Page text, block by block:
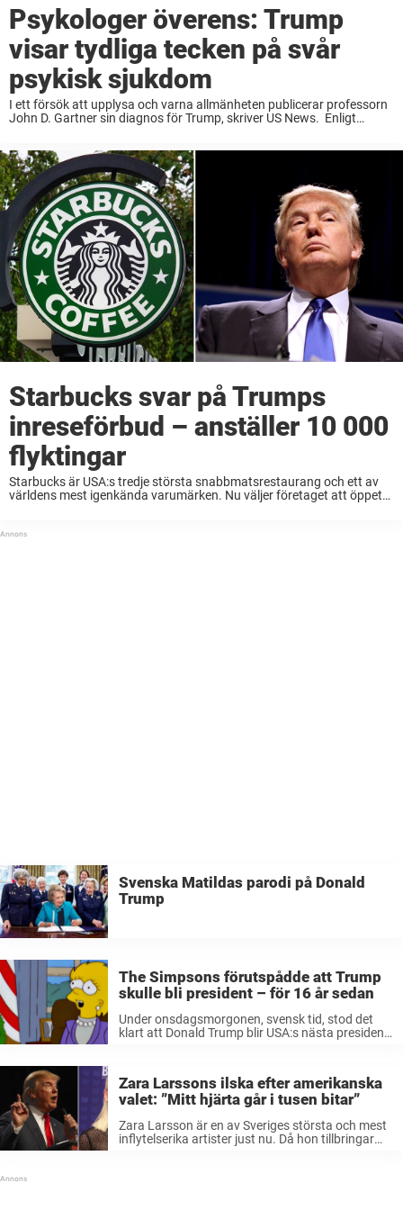
Psykologer överens: Trump
visar tydliga tecken på svår
psykisk sjukdom
I ett försök att upplysa och varna allmänheten publicerar professorn
John D. Gartner sin diagnos för Trump, skriver US News. Enligt
Starbucks svar på Trumps
inreseförbud – anställer 10 000
flyktingar
Starbucks är USA:s tredje största snabbmatsrestaurang och ett av
världens mest igenkända varumärken. Nu väljer företaget att öppet
Svenska Matildas parodi på Donald
Trump
The Simpsons förutspådde att Trump
skulle bli president – för 16 år sedan
Under onsdagsmorgonen, svensk tid, stod det
klart att Donald Trump blir USA:s nästa president.
Trump skulle bli ...
Zara Larssons ilska efter amerikanska
valet: ”Mitt hjärta går i tusen bitar”
Zara Larsson är en av Sveriges största och mest
inflytelserika artister just nu. Då hon tillbringar